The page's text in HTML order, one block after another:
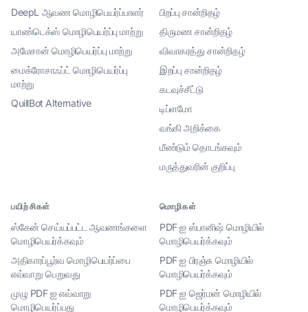
DeepL ஆவண மொழிபெயர்ப்பாளர்
யாண்டெக்ஸ் மொழிபெயர்ப்பு மாற்று
அமேசான் மொழிபெயர்ப்பு மாற்று
மைக்ரோசாஃப்ட் மொழிபெயர்ப்பு
மாற்று
QuillBot Alternative
பிறப்பு சான்றிதழ்
திருமண சான்றிதழ்
விவாகரத்து சான்றிதழ்
இறப்பு சான்றிதழ்
கடவுச்சீட்டு
டிப்ளமோ
வங்கி அறிக்கை
மீண்டும் தொடங்கவும்
மருத்துவரின் குறிப்பு
பயிற்சிகள்
ஸ்கேன் செய்யப்பட்ட ஆவணங்களை
மொழிபெயர்க்கவும்
அதிகாரப்பூர்வ மொழிபெயர்ப்பை
எவ்வாறு பெறுவது
முழு PDF ஐ எவ்வாறு
மொழிபெயர்ப்பது
மொழிகள்
PDF ஐ ஸ்பானிஷ் மொழியில்
மொழிபெயர்க்கவும்
PDF ஐ பிரஞ்சு மொழியில்
மொழிபெயர்க்கவும்
PDF ஐ ஜெர்மன் மொழியில்
மொழிபெயர்க்கவும்